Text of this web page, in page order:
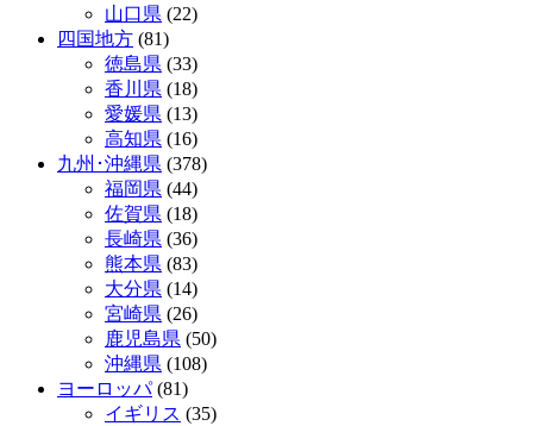
山口県 (22)
四国地方 (81)
徳島県 (33)
香川県 (18)
愛媛県 (13)
高知県 (16)
九州･沖縄県 (378)
福岡県 (44)
佐賀県 (18)
長崎県 (36)
熊本県 (83)
大分県 (14)
宮崎県 (26)
鹿児島県 (50)
沖縄県 (108)
ヨーロッパ(81)
イギリス (35)